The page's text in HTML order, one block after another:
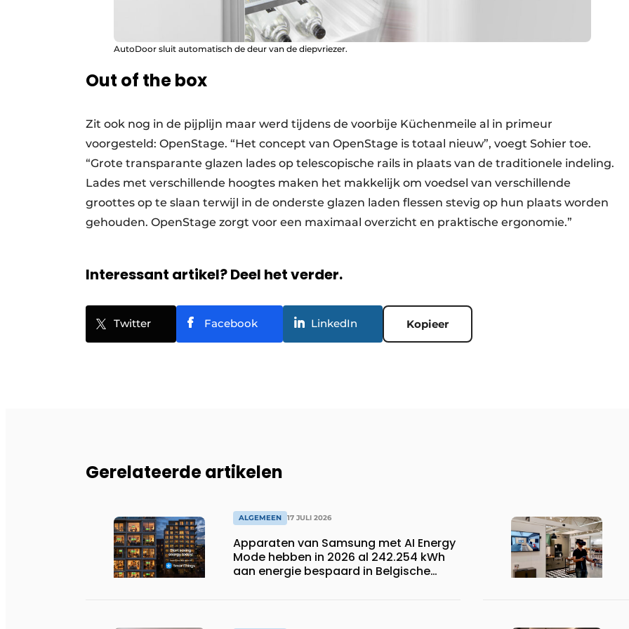
AutoDoor sluit automatisch de deur van de diepvriezer.
Out of the box
Zit ook nog in de pijplijn maar werd tijdens de voorbije Küchenmeile al in primeur
voorgesteld: OpenStage. “Het concept van OpenStage is totaal nieuw”, voegt Sohier toe.
“Grote transparante glazen lades op telescopische rails in plaats van de traditionele indeling.
Lades met verschillende hoogtes maken het makkelijk om voedsel van verschillende
groottes op te slaan terwijl in de onderste glazen laden flessen stevig op hun plaats worden
gehouden. OpenStage zorgt voor een maximaal overzicht en praktische ergonomie.”
Interessant artikel? Deel het verder.
Twitter Facebook LinkedIn Kopieer
Gerelateerde artikelen
ALGEMEEN 17 JULI 2026
Apparaten van Samsung met AI Energy
Mode hebben in 2026 al 242.254 kWh
aan energie bespaard in Belgische